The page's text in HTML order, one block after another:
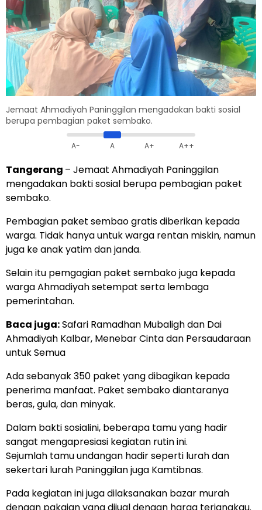
Jemaat Ahmadiyah Paninggilan mengadakan bakti sosial
berupa pembagian paket sembako.
A- A A+ A++
Tangerang – Jemaat Ahmadiyah Paninggilan
mengadakan bakti sosial berupa pembagian paket
sembako.
Pembagian paket sembao gratis diberikan kepada
warga. Tidak hanya untuk warga rentan miskin, namun
juga ke anak yatim dan janda.
Selain itu pemgagian paket sembako juga kepada
warga Ahmadiyah setempat serta lembaga
pemerintahan.
Baca juga:Safari Ramadhan Mubaligh dan Dai
Ahmadiyah Kalbar, Menebar Cinta dan Persaudaraan
untuk Semua
Ada sebanyak 350 paket yang dibagikan kepada
penerima manfaat. Paket sembako diantaranya
beras, gula, dan minyak.
Dalam bakti sosialini, beberapa tamu yang hadir
sangat mengapresiasi kegiatan rutin ini.
Sejumlah tamu undangan hadir seperti lurah dan
sekertari lurah Paninggilan juga Kamtibnas.
Pada kegiatan ini juga dilaksanakan bazar murah